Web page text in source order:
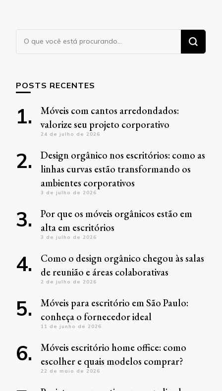
Procurando
POSTS RECENTES
Móveis com cantos arredondados:
valorize seu projeto corporativo
24 de julho de 2026
Design orgânico nos escritórios: como as
linhas curvas estão transformando os
ambientes corporativos
3 de julho de 2026
Por que os móveis orgânicos estão em
alta em escritórios
3 de julho de 2026
Como o design orgânico chegou às salas
de reunião e áreas colaborativas
2 de julho de 2026
Móveis para escritório em São Paulo:
conheça o fornecedor ideal
11 de junho de 2026
Móveis escritório home office: como
escolher e quais modelos comprar?
22 de maio de 2026